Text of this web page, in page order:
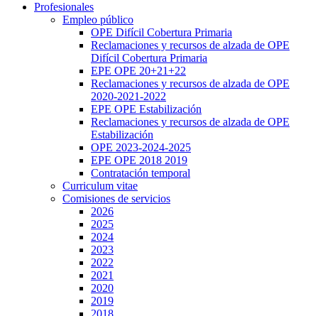
Profesionales
Empleo público
OPE Difícil Cobertura Primaria
Reclamaciones y recursos de alzada de OPE
Difícil Cobertura Primaria
EPE OPE 20+21+22
Reclamaciones y recursos de alzada de OPE
2020-2021-2022
EPE OPE Estabilización
Reclamaciones y recursos de alzada de OPE
Estabilización
OPE 2023-2024-2025
EPE OPE 2018 2019
Contratación temporal
Curriculum vitae
Comisiones de servicios
2026
2025
2024
2023
2022
2021
2020
2019